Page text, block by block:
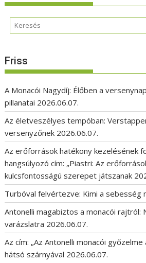
Friss
A Monacói Nagydíj: Élőben a
pillanatai 2026.06.07.
Az életveszélyes tempóban:
versenyzőnek 2026.06.07.
Az erőforrások hatékony kezelésének
hangsúlyozó cím: „Piastri: Az
kulcsfontosságú szerepet játszanak
Turbóval felvértezve: Kimi a sebesség
Antonelli magabiztos a monacói rajtról:
varázslatra 2026.06.07.
Az cím: „Az Antonelli monacói
hátsó szárnyával 2026.06.07.